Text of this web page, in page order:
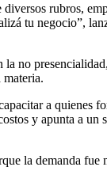
rubros,
tu negocio”,
no
a quienes
y apunta a un
la demanda fue